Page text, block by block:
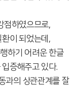
점하였으므로,
이 되었는데,
하기 어려운 한글
증해주고 있다.
과의 상관관계를 잘